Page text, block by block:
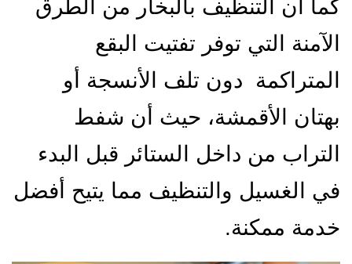
كما أن التنظيف بالبخار من الطرق
الآمنة التي توفر تفتيت البقع
المتراكمة دون تلف الأنسجة أو
بهتان الأقمشة، حيث أن شفط
التراب من داخل الستائر قبل البدء
في الغسيل والتنظيف مما يتيح أفضل
خدمة ممكنة.